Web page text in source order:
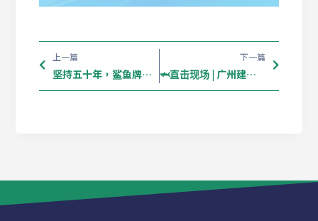
上一篇
坚持五十年，鲨鱼牌来到南非
下一篇
🦈直击现场 | 广州建博会圆满落幕，用极致工艺，链接全球伙伴！🤝